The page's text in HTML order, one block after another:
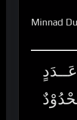
Minnad